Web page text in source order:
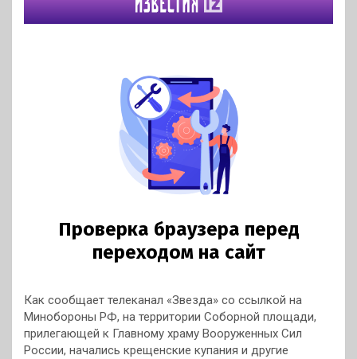
Как сообщает телеканал «Звезда» со ссылкой на
Минобороны РФ, на территории Соборной площади,
прилегающей к Главному храму Вооруженных Сил
России, начались крещенские купания и другие